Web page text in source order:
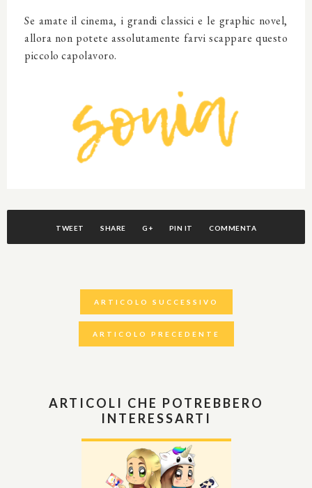
Se amate il cinema, i grandi classici e le graphic novel,
allora non potete assolutamente farvi scappare questo
piccolo capolavoro.
TWEET SHARE G+ PIN IT COMMENTA
ARTICOLO SUCCESSIVO
ARTICOLO PRECEDENTE
ARTICOLI CHE POTREBBERO
INTERESSARTI